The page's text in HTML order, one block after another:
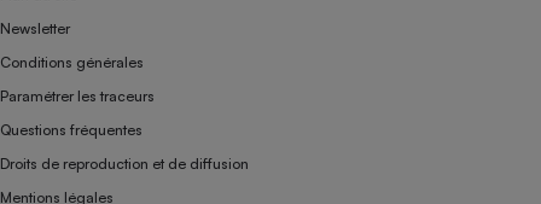
Newsletter
Conditions générales
Paramétrer les traceurs
Questions fréquentes
Droits de reproduction et de diffusion
Mentions légales